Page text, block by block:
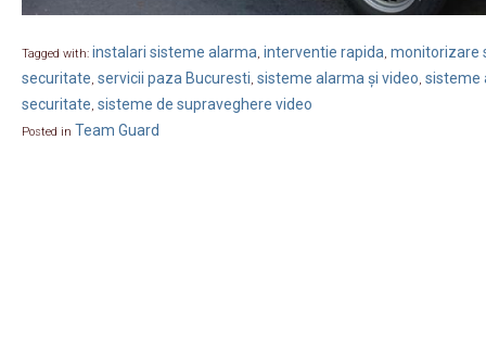
Tagged with: instalari sisteme alarma, interventie rapida, monitorizare
securitate, servicii paza Bucuresti, sisteme alarma și video, sisteme
securitate, sisteme de supraveghere video
Posted in Team Guard